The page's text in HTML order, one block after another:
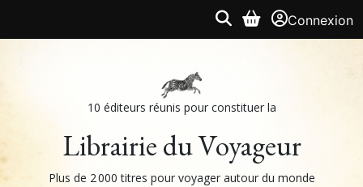
Connexion
10 éditeurs réunis pour constituer la
Librairie du Voyageur
Plus de 2 000 titres pour voyager autour du monde